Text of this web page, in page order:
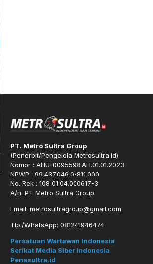
PT. Metro Sultra Group
(Penerbit/Pengelola Metrosultra.id)
Nomor : AHU-0095598.AH.01.01.2023
NPWP : 99.437.046.0-811.000
No. Rek : 108 01.04.000617-3
A/n. PT Metro Sultra Group
Email: metrosultragroup@gmail.com
Tlp./WhatsApp: 081241946474
Persatuan Wartawan Indonesia
Serikat Media Siber Indonesia
Penasultra.id